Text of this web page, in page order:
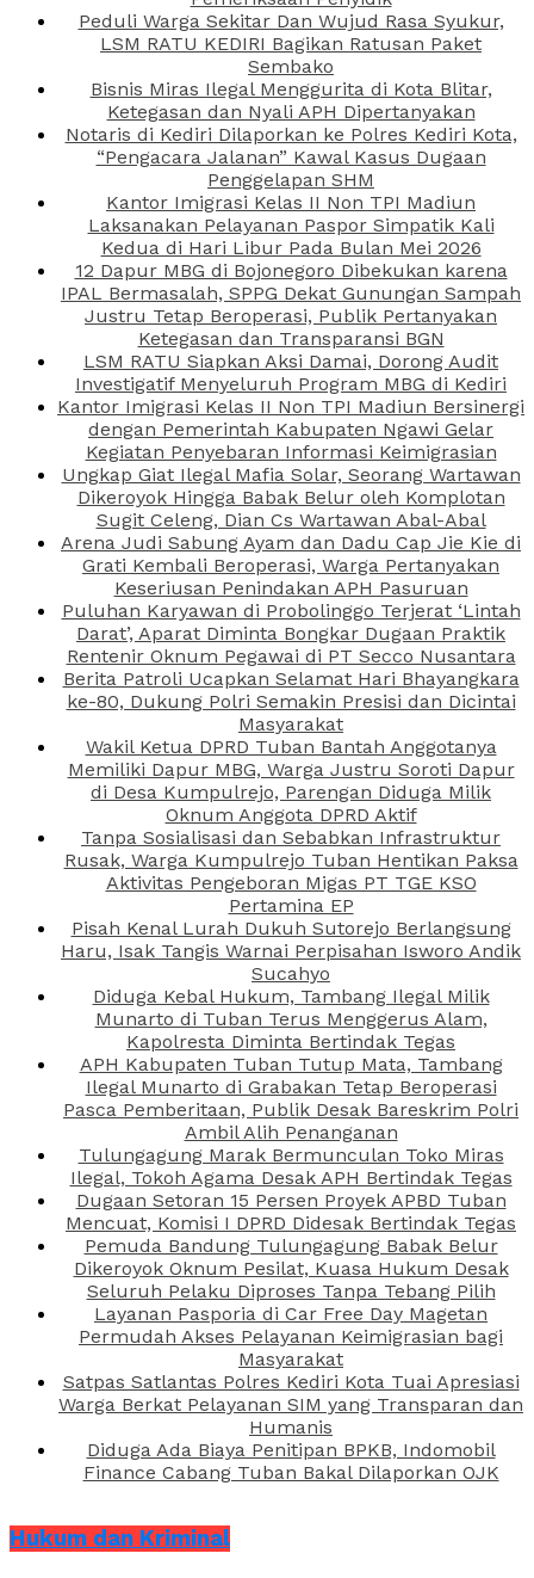
Peduli Warga Sekitar Dan Wujud Rasa Syukur,
LSM RATU KEDIRI Bagikan Ratusan Paket
Sembako
Bisnis Miras Ilegal Menggurita di Kota Blitar,
Ketegasan dan Nyali APH Dipertanyakan
Notaris di Kediri Dilaporkan ke Polres Kediri Kota,
“Pengacara Jalanan” Kawal Kasus Dugaan
Penggelapan SHM
Kantor Imigrasi Kelas II Non TPI Madiun
Laksanakan Pelayanan Paspor Simpatik Kali
Kedua di Hari Libur Pada Bulan Mei 2026
12 Dapur MBG di Bojonegoro Dibekukan karena
IPAL Bermasalah, SPPG Dekat Gunungan Sampah
Justru Tetap Beroperasi, Publik Pertanyakan
Ketegasan dan Transparansi BGN
LSM RATU Siapkan Aksi Damai, Dorong Audit
Investigatif Menyeluruh Program MBG di Kediri
Kantor Imigrasi Kelas II Non TPI Madiun Bersinergi
dengan Pemerintah Kabupaten Ngawi Gelar
Kegiatan Penyebaran Informasi Keimigrasian
Ungkap Giat Ilegal Mafia Solar, Seorang Wartawan
Dikeroyok Hingga Babak Belur oleh Komplotan
Sugit Celeng, Dian Cs Wartawan Abal-Abal
Arena Judi Sabung Ayam dan Dadu Cap Jie Kie di
Grati Kembali Beroperasi, Warga Pertanyakan
Keseriusan Penindakan APH Pasuruan
Puluhan Karyawan di Probolinggo Terjerat ‘Lintah
Darat’, Aparat Diminta Bongkar Dugaan Praktik
Rentenir Oknum Pegawai di PT Secco Nusantara
Berita Patroli Ucapkan Selamat Hari Bhayangkara
ke-80, Dukung Polri Semakin Presisi dan Dicintai
Masyarakat
Wakil Ketua DPRD Tuban Bantah Anggotanya
Memiliki Dapur MBG, Warga Justru Soroti Dapur
di Desa Kumpulrejo, Parengan Diduga Milik
Oknum Anggota DPRD Aktif
Tanpa Sosialisasi dan Sebabkan Infrastruktur
Rusak, Warga Kumpulrejo Tuban Hentikan Paksa
Aktivitas Pengeboran Migas PT TGE KSO
Pertamina EP
Pisah Kenal Lurah Dukuh Sutorejo Berlangsung
Haru, Isak Tangis Warnai Perpisahan Isworo Andik
Sucahyo
Diduga Kebal Hukum, Tambang Ilegal Milik
Munarto di Tuban Terus Menggerus Alam,
Kapolresta Diminta Bertindak Tegas
APH Kabupaten Tuban Tutup Mata, Tambang
Ilegal Munarto di Grabakan Tetap Beroperasi
Pasca Pemberitaan, Publik Desak Bareskrim Polri
Ambil Alih Penanganan
Tulungagung Marak Bermunculan Toko Miras
Ilegal, Tokoh Agama Desak APH Bertindak Tegas
Dugaan Setoran 15 Persen Proyek APBD Tuban
Mencuat, Komisi I DPRD Didesak Bertindak Tegas
Pemuda Bandung Tulungagung Babak Belur
Dikeroyok Oknum Pesilat, Kuasa Hukum Desak
Seluruh Pelaku Diproses Tanpa Tebang Pilih
Layanan Pasporia di Car Free Day Magetan
Permudah Akses Pelayanan Keimigrasian bagi
Masyarakat
Satpas Satlantas Polres Kediri Kota Tuai Apresiasi
Warga Berkat Pelayanan SIM yang Transparan dan
Humanis
Diduga Ada Biaya Penitipan BPKB, Indomobil
Finance Cabang Tuban Bakal Dilaporkan OJK
Hukum dan Kriminal